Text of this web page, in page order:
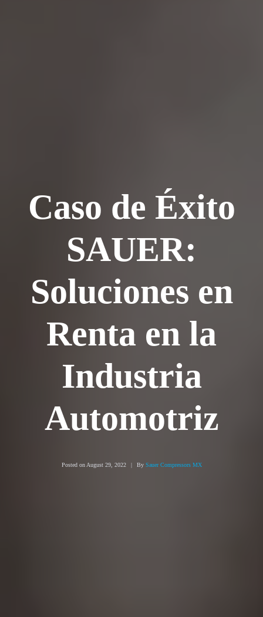
Caso de Éxito
SAUER:
Soluciones en
Renta en la
Industria
Automotriz
Posted on August 29, 2022 By Sauer Compressors MX